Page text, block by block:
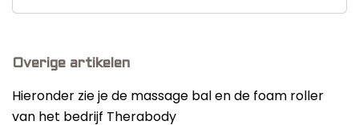
Overige artikelen
Hieronder zie je de massage bal en de foam roller
van het bedrijf Therabody